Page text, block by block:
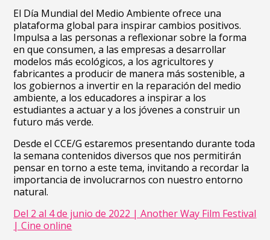
El Día Mundial del Medio Ambiente ofrece una
plataforma global para inspirar cambios positivos.
Impulsa a las personas a reflexionar sobre la forma
en que consumen, a las empresas a desarrollar
modelos más ecológicos, a los agricultores y
fabricantes a producir de manera más sostenible, a
los gobiernos a invertir en la reparación del medio
ambiente, a los educadores a inspirar a los
estudiantes a actuar y a los jóvenes a construir un
futuro más verde.
Desde el CCE/G estaremos presentando durante toda
la semana contenidos diversos que nos permitirán
pensar en torno a este tema, invitando a recordar la
importancia de involucrarnos con nuestro entorno
natural.
Del 2 al 4 de junio de 2022 | Another Way Film Festival
| Cine online